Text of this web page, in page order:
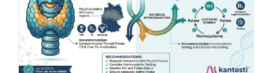
עִבְרִית
Italiano
Español
Português